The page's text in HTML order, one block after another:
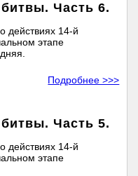
Часть 6.
14-й
этапе
Подробнее >>>
Часть 5.
14-й
этапе